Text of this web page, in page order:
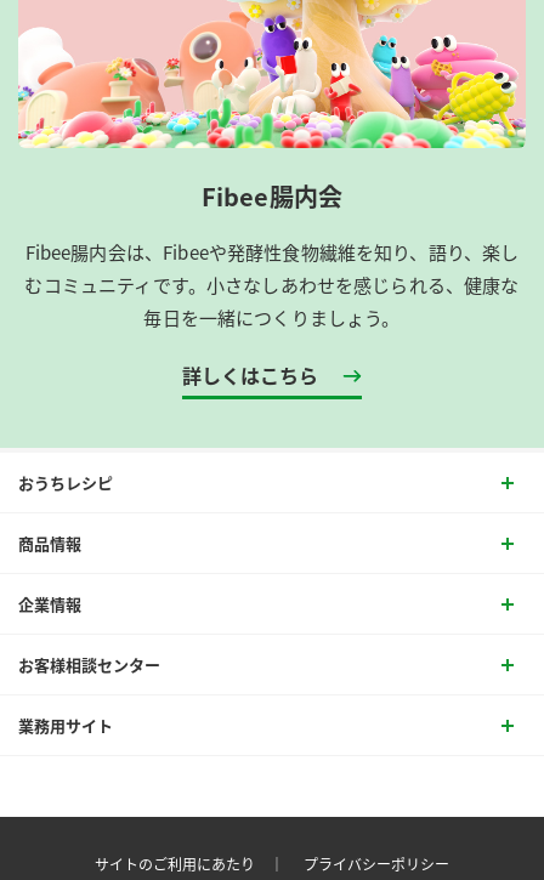
Fibee腸内会
Fibee腸内会は、​Fibeeや発酵性食物繊維を知り、語り、楽し
むコミュニティです。​小さなしあわせを感じられる、健康な
毎日を一緒につくりましょう。
詳しくはこちら
おうちレシピ
商品情報
企業情報
お客様相談センター
業務用サイト
サイトのご利用にあたり ｜ プライバシーポリシー